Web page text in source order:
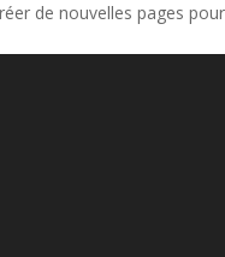
de nouvelles pages